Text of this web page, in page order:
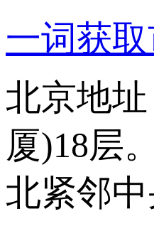
一词获
北京地
厦)18层
北紧邻